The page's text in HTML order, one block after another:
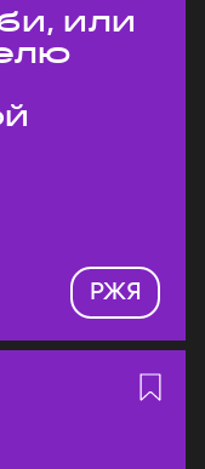
или
РЖЯ